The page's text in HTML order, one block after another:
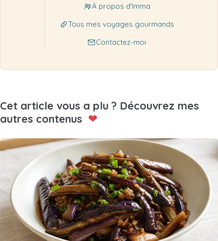
À propos d'Imma
Tous mes voyages gourmands
Contactez-moi
Cet article vous a plu ? Découvrez mes
autres contenus ❤